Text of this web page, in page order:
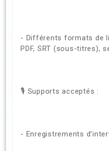
- Différents formats de
PDF, SRT (sous-titres),
🎙️ Supports acceptés :
- Enregistrements